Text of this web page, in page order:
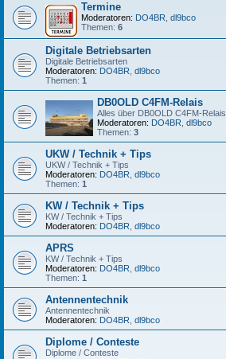
Termine
Moderatoren: DO4BR dl9bco
Themen: 6
Digitale Betriebsarten
Digitale Betriebsarten
Moderatoren: DO4BR dl9bco
Themen: 1
DB0OLD C4FM-Relais
Alles über DB0OLD C4FM-Relais
Moderatoren: DO4BR dl9bco
Themen: 3
UKW / Technik + Tips
UKW / Technik + Tips
Moderatoren: DO4BR dl9bco
Themen: 1
KW / Technik + Tips
KW / Technik + Tips
Moderatoren: DO4BR dl9bco
APRS
KW / Technik + Tips
Moderatoren: DO4BR dl9bco
Themen: 1
Antennentechnik
Antennentechnik
Moderatoren: DO4BR dl9bco
Diplome / Conteste
Diplome / Conteste